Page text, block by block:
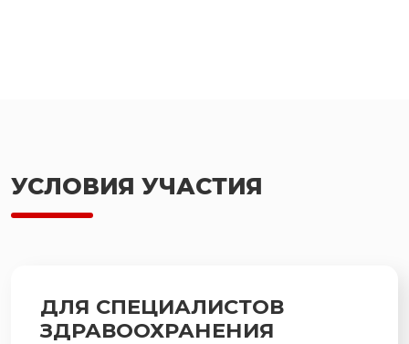
УСЛОВИЯ УЧАСТИЯ
ДЛЯ СПЕЦИАЛИСТОВ
ЗДРАВООХРАНЕНИЯ